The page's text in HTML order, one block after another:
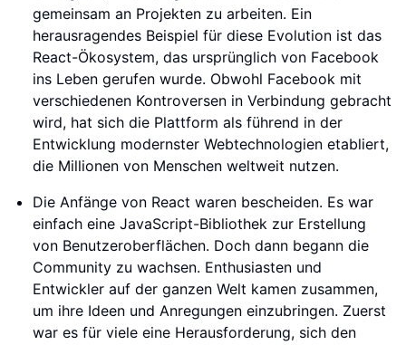
gemeinsam an Projekten zu arbeiten. Ein
herausragendes Beispiel für diese Evolution ist das
React-Ökosystem, das ursprünglich von Facebook
ins Leben gerufen wurde. Obwohl Facebook mit
verschiedenen Kontroversen in Verbindung gebracht
wird, hat sich die Plattform als führend in der
Entwicklung modernster Webtechnologien etabliert,
die Millionen von Menschen weltweit nutzen.
Die Anfänge von React waren bescheiden. Es war
einfach eine JavaScript-Bibliothek zur Erstellung
von Benutzeroberflächen. Doch dann begann die
Community zu wachsen. Enthusiasten und
Entwickler auf der ganzen Welt kamen zusammen,
um ihre Ideen und Anregungen einzubringen. Zuerst
war es für viele eine Herausforderung, sich den